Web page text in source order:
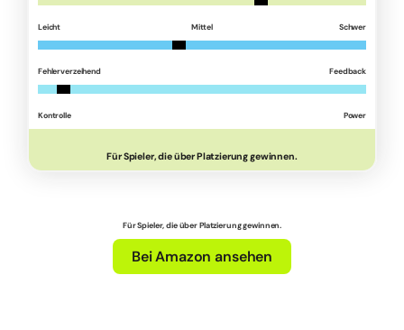
Leicht Mittel Schwer
Fehlerverzeihend Feedback
Kontrolle Power
Für Spieler, die über Platzierung gewinnen.
Für Spieler, die über Platzierung gewinnen.
Bei Amazon ansehen